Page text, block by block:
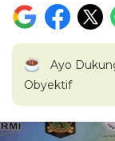
Ayo
Obyektif